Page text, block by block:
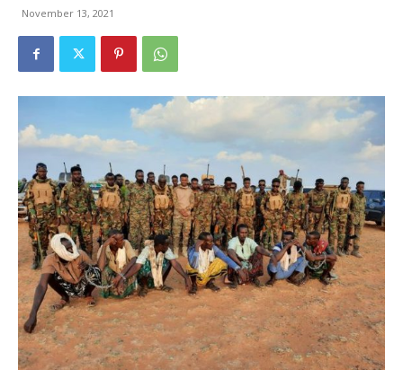
November 13, 2021